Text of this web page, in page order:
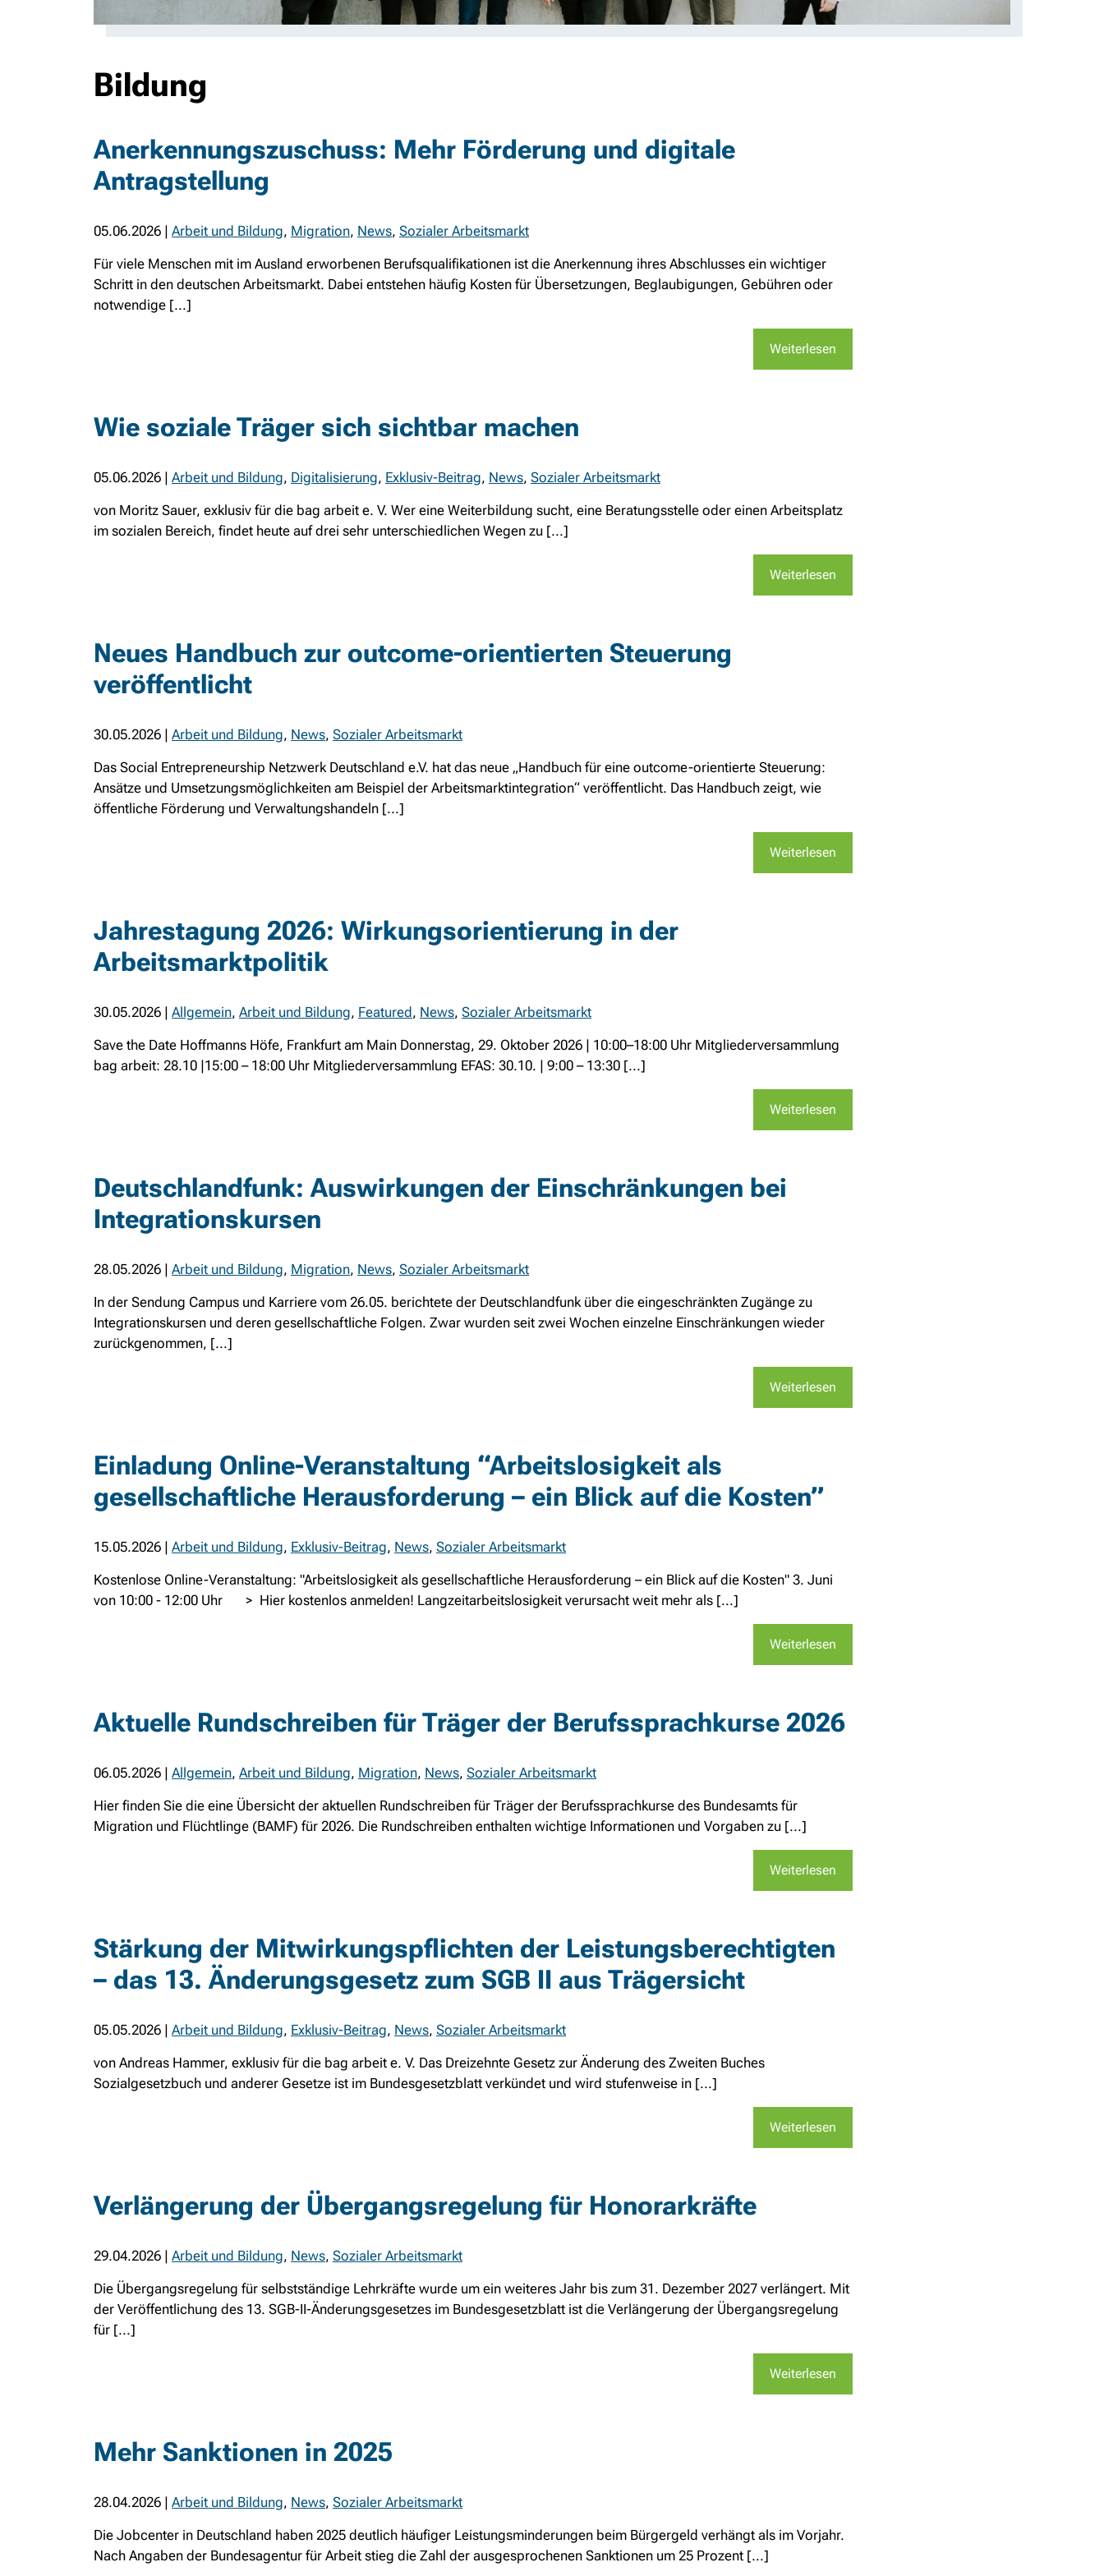
Bildung
Anerkennungszuschuss: Mehr Förderung und digitale
Antragstellung
05.06.2026 | Arbeit und Bildung, Migration, News, Sozialer Arbeitsmarkt
Für viele Menschen mit im Ausland erworbenen Berufsqualifikationen ist die Anerkennung ihres Abschlusses ein wichtiger
Schritt in den deutschen Arbeitsmarkt. Dabei entstehen häufig Kosten für Übersetzungen, Beglaubigungen, Gebühren oder
notwendige [...]
Weiterlesen
Wie soziale Träger sich sichtbar machen
05.06.2026 | Arbeit und Bildung, Digitalisierung, Exklusiv-Beitrag, News, Sozialer Arbeitsmarkt
von Moritz Sauer, exklusiv für die bag arbeit e. V. Wer eine Weiterbildung sucht, eine Beratungsstelle oder einen Arbeitsplatz
im sozialen Bereich, findet heute auf drei sehr unterschiedlichen Wegen zu [...]
Weiterlesen
Neues Handbuch zur outcome-orientierten Steuerung
veröffentlicht
30.05.2026 | Arbeit und Bildung, News, Sozialer Arbeitsmarkt
Das Social Entrepreneurship Netzwerk Deutschland e.V. hat das neue „Handbuch für eine outcome-orientierte Steuerung:
Ansätze und Umsetzungsmöglichkeiten am Beispiel der Arbeitsmarktintegration“ veröffentlicht. Das Handbuch zeigt, wie
öffentliche Förderung und Verwaltungshandeln [...]
Weiterlesen
Jahrestagung 2026: Wirkungsorientierung in der
Arbeitsmarktpolitik
30.05.2026 | Allgemein, Arbeit und Bildung, Featured, News, Sozialer Arbeitsmarkt
Save the Date Hoffmanns Höfe, Frankfurt am Main Donnerstag, 29. Oktober 2026 | 10:00–18:00 Uhr Mitgliederversammlung
bag arbeit: 28.10 |15:00 – 18:00 Uhr Mitgliederversammlung EFAS: 30.10. | 9:00 – 13:30 [...]
Weiterlesen
Deutschlandfunk: Auswirkungen der Einschränkungen bei
Integrationskursen
28.05.2026 | Arbeit und Bildung, Migration, News, Sozialer Arbeitsmarkt
In der Sendung Campus und Karriere vom 26.05. berichtete der Deutschlandfunk über die eingeschränkten Zugänge zu
Integrationskursen und deren gesellschaftliche Folgen. Zwar wurden seit zwei Wochen einzelne Einschränkungen wieder
zurückgenommen, [...]
Weiterlesen
Einladung Online-Veranstaltung “Arbeitslosigkeit als
gesellschaftliche Herausforderung – ein Blick auf die Kosten”
15.05.2026 | Arbeit und Bildung, Exklusiv-Beitrag, News, Sozialer Arbeitsmarkt
Kostenlose Online-Veranstaltung: "Arbeitslosigkeit als gesellschaftliche Herausforderung – ein Blick auf die Kosten" 3. Juni
von 10:00 - 12:00 Uhr > Hier kostenlos anmelden! Langzeitarbeitslosigkeit verursacht weit mehr als [...]
Weiterlesen
Aktuelle Rundschreiben für Träger der Berufssprachkurse 2026
06.05.2026 | Allgemein, Arbeit und Bildung, Migration, News, Sozialer Arbeitsmarkt
Hier finden Sie die eine Übersicht der aktuellen Rundschreiben für Träger der Berufssprachkurse des Bundesamts für
Migration und Flüchtlinge (BAMF) für 2026. Die Rundschreiben enthalten wichtige Informationen und Vorgaben zu [...]
Weiterlesen
Stärkung der Mitwirkungspflichten der Leistungsberechtigten
– das 13. Änderungsgesetz zum SGB II aus Trägersicht
05.05.2026 | Arbeit und Bildung, Exklusiv-Beitrag, News, Sozialer Arbeitsmarkt
von Andreas Hammer, exklusiv für die bag arbeit e. V. Das Dreizehnte Gesetz zur Änderung des Zweiten Buches
Sozialgesetzbuch und anderer Gesetze ist im Bundesgesetzblatt verkündet und wird stufenweise in [...]
Weiterlesen
Verlängerung der Übergangsregelung für Honorarkräfte
29.04.2026 | Arbeit und Bildung, News, Sozialer Arbeitsmarkt
Die Übergangsregelung für selbstständige Lehrkräfte wurde um ein weiteres Jahr bis zum 31. Dezember 2027 verlängert. Mit
der Veröffentlichung des 13. SGB-II-Änderungsgesetzes im Bundesgesetzblatt ist die Verlängerung der Übergangsregelung
für [...]
Weiterlesen
Mehr Sanktionen in 2025
28.04.2026 | Arbeit und Bildung, News, Sozialer Arbeitsmarkt
Die Jobcenter in Deutschland haben 2025 deutlich häufiger Leistungsminderungen beim Bürgergeld verhängt als im Vorjahr.
Nach Angaben der Bundesagentur für Arbeit stieg die Zahl der ausgesprochenen Sanktionen um 25 Prozent [...]